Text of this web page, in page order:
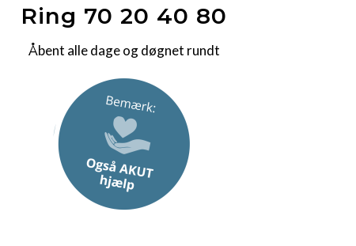
Ring 70 20 40 80
Åbent alle dage og døgnet rundt